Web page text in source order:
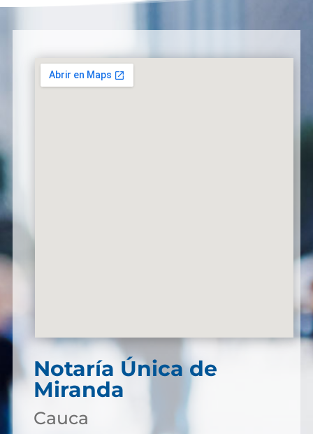
Notaría Única de
Miranda
Cauca